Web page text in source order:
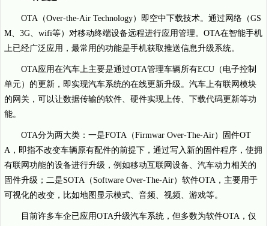
OTA（Over-the-Air Technology）即空中下载技术。通过网络（GS
M、3G、wifi等）对移动终端设备远程进行应用管理。OTA在智能手机
上已经广泛应用，最常用的功能是手机获取推送信息升级系统。
OTA应用在汽车上主要是通过OTA管理车辆所有ECU（电子控制
单元）的更新，即实现汽车系统的在线更新升级。汽车上有联网模块
的网关，可以让数据传输的软件、硬件实现上传、下载代码更新等功
能。
OTA分为两大类：一是FOTA（Firmwar Over-The-Air）固件OT
A，即指不改变车辆原有配件的前提下，通过写入新的固件程序，使拥
有联网功能的设备进行升级，例如移动互联网设备、汽车动力相关的
固件升级；二是SOTA（Software Over-The-Air）软件OTA，主要用于
可视化的改变，比如地图显示模式、音频、视频、游戏等。
目前许多车企已应用OTA升级汽车系统，但多数为软件OTA，仅